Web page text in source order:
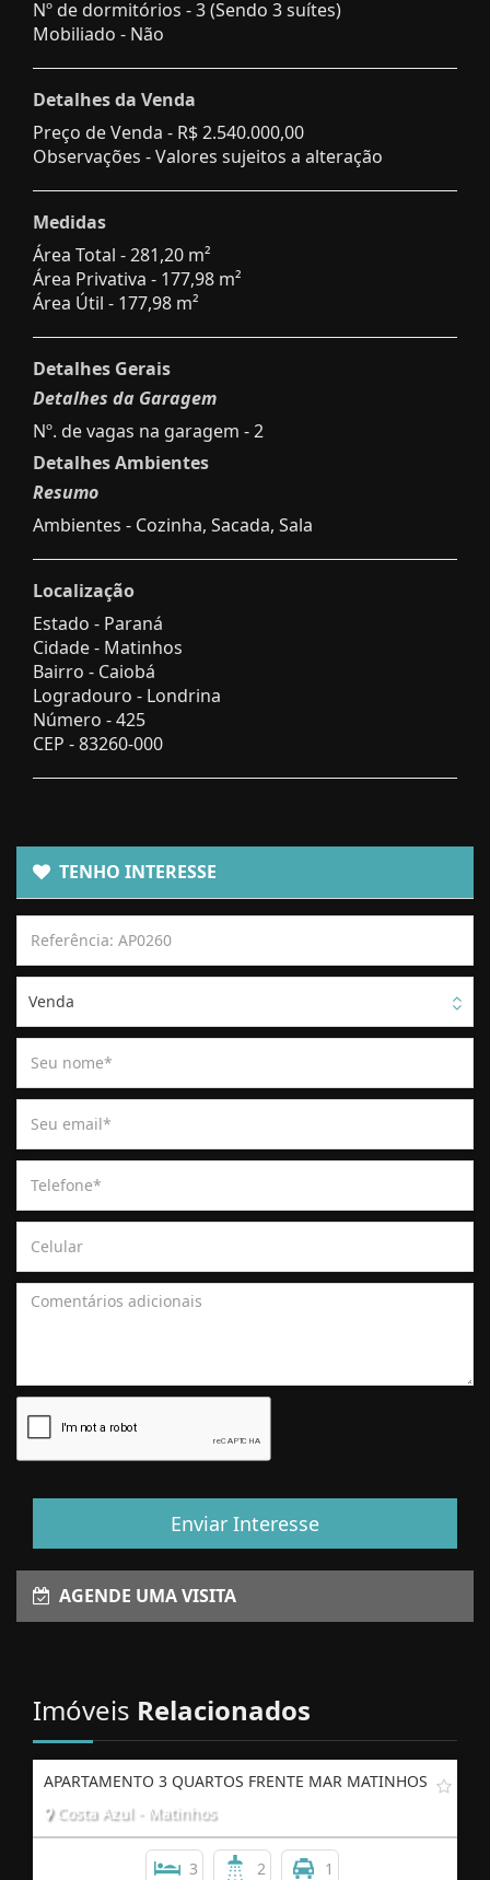
Nº de dormitórios - 3 (Sendo 3 suítes)
Mobiliado - Não
Detalhes da Venda
Preço de Venda - R$ 2.540.000,00
Observações - Valores sujeitos a alteração
Medidas
Área Total - 281,20 m²
Área Privativa - 177,98 m²
Área Útil - 177,98 m²
Detalhes Gerais
Detalhes da Garagem
Nº. de vagas na garagem - 2
Detalhes Ambientes
Resumo
Ambientes - Cozinha, Sacada, Sala
Localização
Estado - Paraná
Cidade - Matinhos
Bairro - Caiobá
Logradouro - Londrina
Número -425
CEP -83260-000
TENHO INTERESSE
Venda
Enviar Interesse
AGENDE UMA VISITA
Imóveis Relacionados
APARTAMENTO 3 QUARTOS FRENTE MAR MATINHOS
Costa Azul - Matinhos
3 2 1